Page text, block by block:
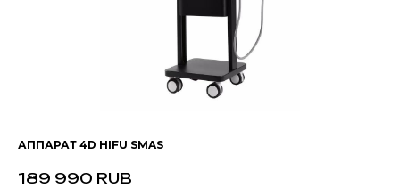
АППАРАТ 4D HIFU SMAS
189 990 RUB